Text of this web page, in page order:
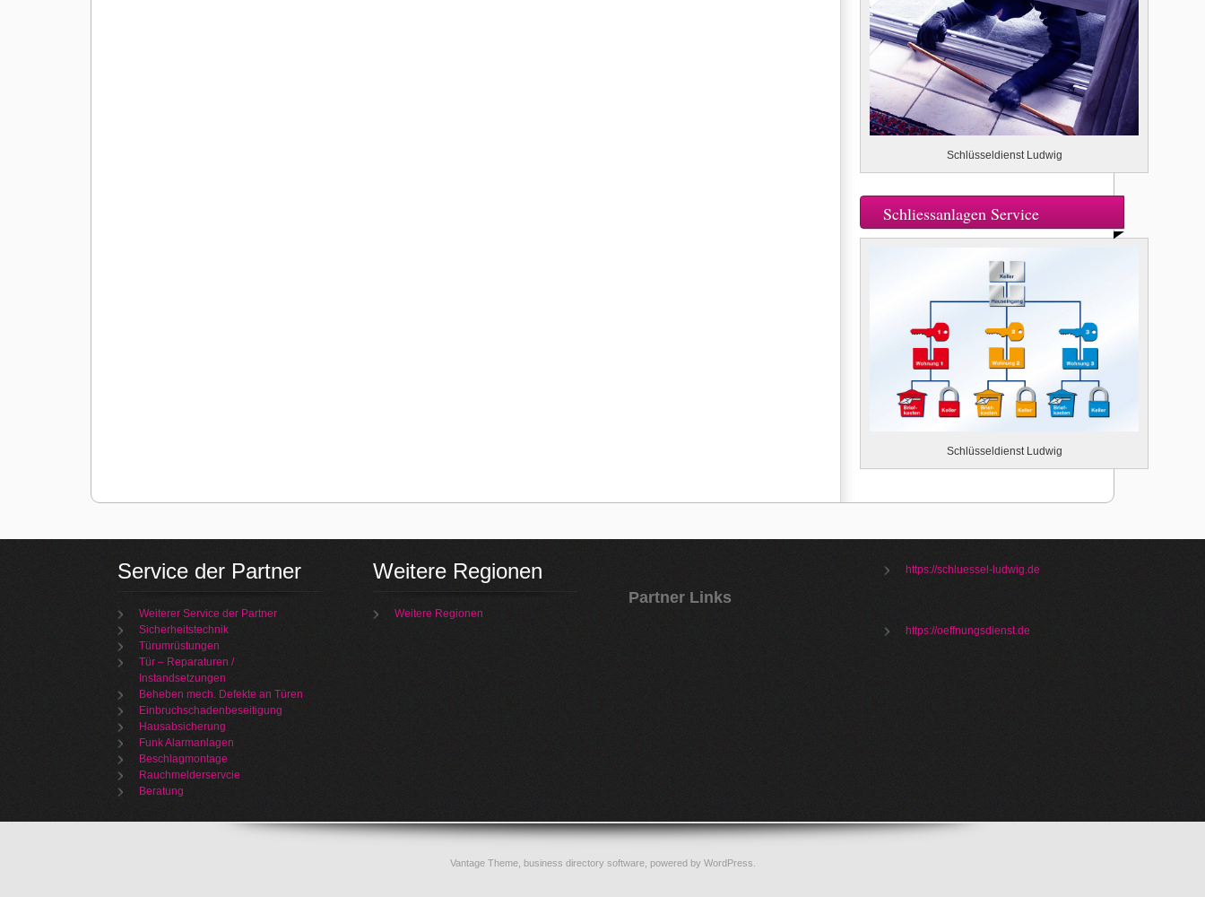
Schlüsseldienst Ludwig
Schliessanlagen Service
Schlüsseldienst Ludwig
Service der Partner
Weiterer Service der Partner
Sicherheitstechnik
Türumrüstungen
Tür – Reparaturen /
Instandsetzungen
Beheben mech. Defekte an Türen
Einbruchschadenbeseitigung
Hausabsicherung
Funk Alarmanlagen
Beschlagmontage
Rauchmelderservcie
Beratung
Weitere Regionen
Weitere Regionen
Partner Links
https://schluessel-ludwig.de
https://oeffnungsdienst.de
Vantage Theme, business directory software, powered by WordPress